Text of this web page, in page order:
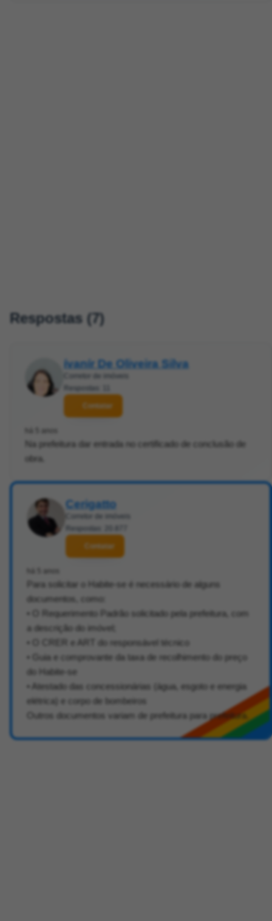
Respostas (7)
ívanír De Oliveira Silva
Corretor de imóveis
Respostas: 11
Contatar
há 5 anos
Na prefeitura dar entrada no certificado de conclusão de
obra.
Cerigatto
Corretor de imóveis
Respostas: 20.877
Contatar
há 5 anos
Para solicitar o Habite-se é necessário de alguns
documentos, como:
• O Requerimento Padrão solicitado pela prefeitura, com
a descrição do imóvel;
• O CRER e ART do responsável técnico
• Guia e comprovante da taxa de recolhimento do preço
do Habite-se
• Atestado das concessionárias (água, esgoto e energia
elétrica) e corpo de bombeiros
Outros documentos variam de prefeitura para prefeitura.